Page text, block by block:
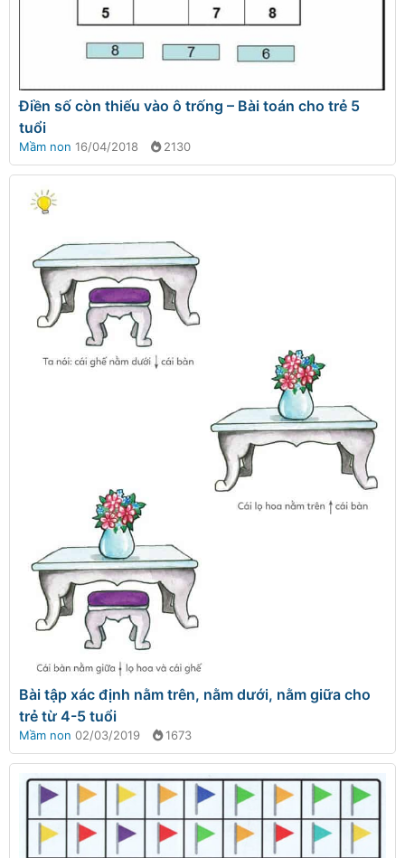
Điền số còn thiếu vào ô trống – Bài toán cho trẻ 5
tuổi
Mầm non 16/04/2018 2130
Bài tập xác định nằm trên, nằm dưới, nằm giữa cho
trẻ từ 4-5 tuổi
Mầm non 02/03/2019 1673